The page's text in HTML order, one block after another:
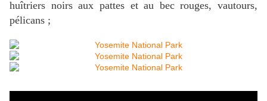
huîtriers noirs aux pattes et au bec rouges, vautours,
pélicans ;